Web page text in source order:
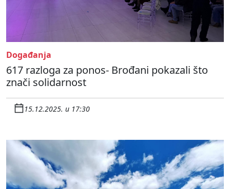
Događanja
617 razloga za ponos- Brođani pokazali što
znači solidarnost
15.12.2025. u 17:30